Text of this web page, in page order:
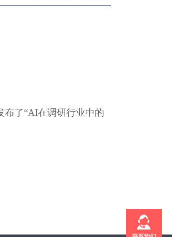
了“AI在调研行业中的